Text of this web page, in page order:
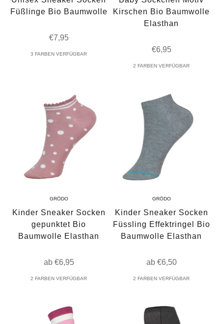
Füßlinge Bio Baumwolle
Angebot
€7,95
3 FARBEN VERFÜGBAR
Kirschen Bio Baumwolle
Elasthan
Angebot
€6,95
2 FARBEN VERFÜGBAR
GRÖDO
Kinder Sneaker Socken
gepunktet Bio
Baumwolle Elasthan
Angebot
ab €6,95
2 FARBEN VERFÜGBAR
GRÖDO
Kinder Sneaker Socken
Füssling Effektringel Bio
Baumwolle Elasthan
Angebot
ab €6,50
2 FARBEN VERFÜGBAR